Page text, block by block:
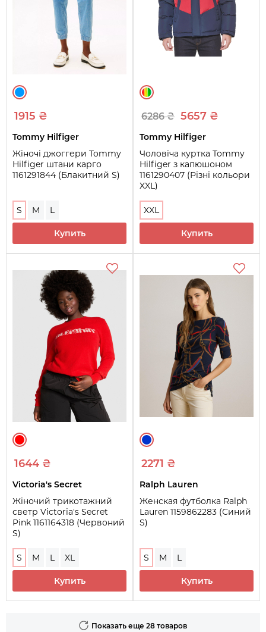
1915 ₴
Tommy Hilfiger
Жіночі джоггери Tommy
Hilfiger штани карго
1161291844 (Блакитний S)
S M L
Купить
6286 ₴ 5657 ₴
Tommy Hilfiger
Чоловіча куртка Tommy
Hilfiger з капюшоном
1161290407 (Різні кольори
XXL)
XXL
Купить
1644 ₴
Victoria's Secret
Жіночий трикотажний
светр Victoria's Secret
Pink 1161164318 (Червоний
S)
S M L XL
Купить
2271 ₴
Ralph Lauren
Женская футболка Ralph
Lauren 1159862283 (Синий
S)
S M L
Купить
Показать еще 28 товаров